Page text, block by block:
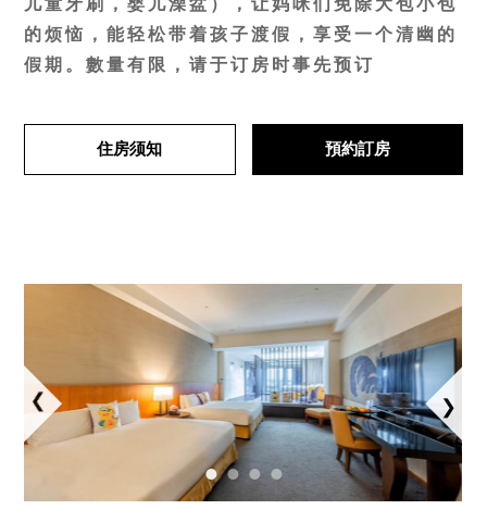
儿童牙刷，婴儿澡盆），让妈咪们免除大包小包
的烦恼，能轻松带着孩子渡假，享受一个清幽的
假期。數量有限，请于订房时事先预订
住房须知 預約訂房